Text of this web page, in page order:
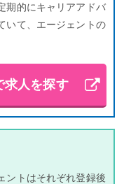
期的にキャリアアドバ
いて、エージェントの
求人を探す
ントはそれぞれ登録後